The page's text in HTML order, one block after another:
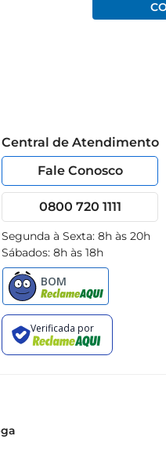
Central de Atendimento
Fale Conosco
0800 720 1111
Segunda à Sexta: 8h às 20h
Sábados: 8h às 18h